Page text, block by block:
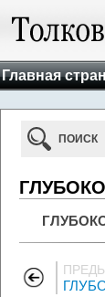
Главная
ПОИСК